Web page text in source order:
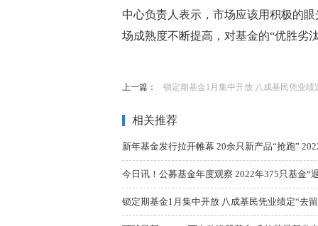
中心负责人表示，市场应该用积极的
场成熟度不断提高，对基金的“优胜劣
上一篇： 锁定期基金1月集中开放 八成基民凭业绩
相关推荐
新年基金发行拉开帷幕 20余只新产品“抢跑”
今日讯！公募基金年度观察 2022年375只基金“
锁定期基金1月集中开放 八成基民凭业绩定“去